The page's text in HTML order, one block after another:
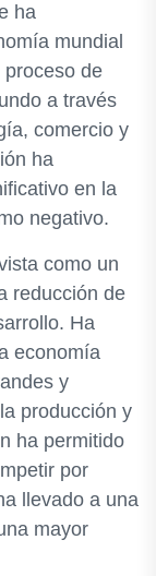
ha
mundial
de
a través
comercio y
ha
en la
negativo.
como un
reducción de
Ha
economía
y
producción y
ha permitido
por
llevado a una
mayor